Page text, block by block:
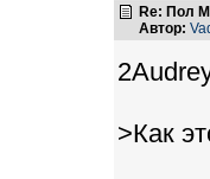
Re: Пол
Автор:
>Как